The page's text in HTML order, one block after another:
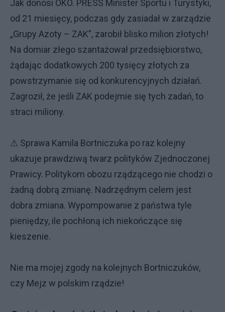
Jak donosi OKO. PRESS Minister Sportu i Turystyki,
od 21 miesięcy, podczas gdy zasiadał w zarządzie
„Grupy Azoty – ZAK”, zarobił blisko milion złotych!
Na domiar złego szantażował przedsiębiorstwo,
żądając dodatkowych 200 tysięcy złotych za
powstrzymanie się od konkurencyjnych działań.
Zagroził, że jeśli ZAK podejmie się tych zadań, to
straci miliony.
⚠ Sprawa Kamila Bortniczuka po raz kolejny
ukazuje prawdziwą twarz polityków Zjednoczonej
Prawicy. Politykom obozu rządzącego nie chodzi o
żadną dobrą zmianę. Nadrzędnym celem jest
dobra zmiana. Wypompowanie z państwa tyle
pieniędzy, ile pochłoną ich niekończące się
kieszenie.
Nie ma mojej zgody na kolejnych Bortniczuków,
czy Mejz w polskim rządzie!